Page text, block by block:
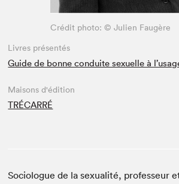
Crédit photo: © Julien Faugère
Livres présentés
Guide de bonne conduite sexuelle à
Maisons d'édition
TRÉCARRÉ
Sociologue de la sexualité, professeur